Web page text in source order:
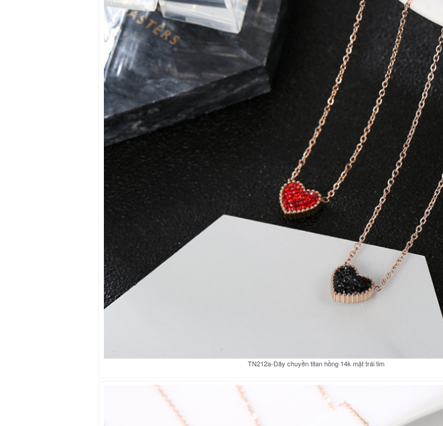
TN212a-Dây chuyền titan hồng 14k mặt trái tim